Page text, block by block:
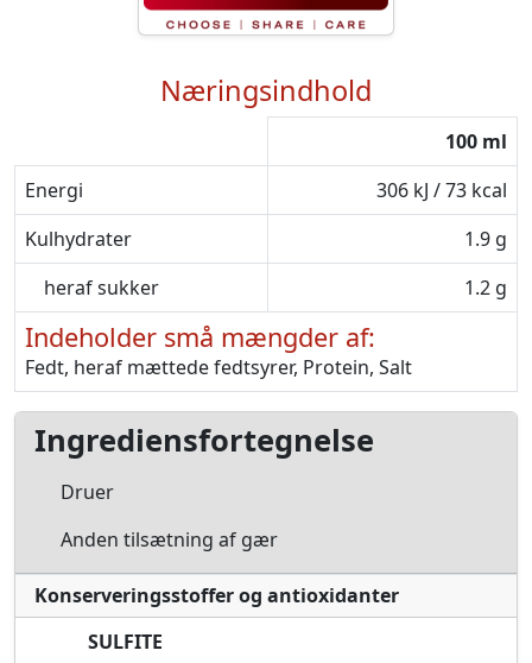
Næringsindhold
100 ml
Energi
306 kJ / 73 kcal
Kulhydrater
1.9 g
heraf sukker
1.2 g
Indeholder små mængder af:
Fedt, heraf mættede fedtsyrer, Protein, Salt
Ingrediensfortegnelse
Druer
Anden tilsætning af gær
Konserveringsstoffer og antioxidanter
SULFITE